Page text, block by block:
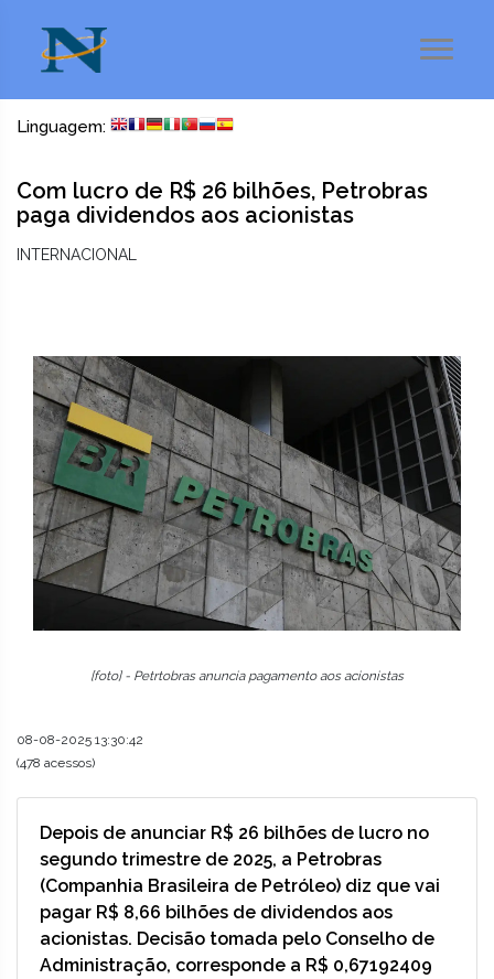
Linguagem:
Com lucro de R$ 26 bilhões, Petrobras
paga dividendos aos acionistas
INTERNACIONAL
[foto] - Petrtobras anuncia pagamento aos acionistas
08-08-2025 13:30:42
(478 acessos)
Depois de anunciar R$ 26 bilhões de lucro no
segundo trimestre de 2025, a Petrobras
(Companhia Brasileira de Petróleo) diz que vai
pagar R$ 8,66 bilhões de dividendos aos
acionistas. Decisão tomada pelo Conselho de
Administração, corresponde a R$ 0,67192409